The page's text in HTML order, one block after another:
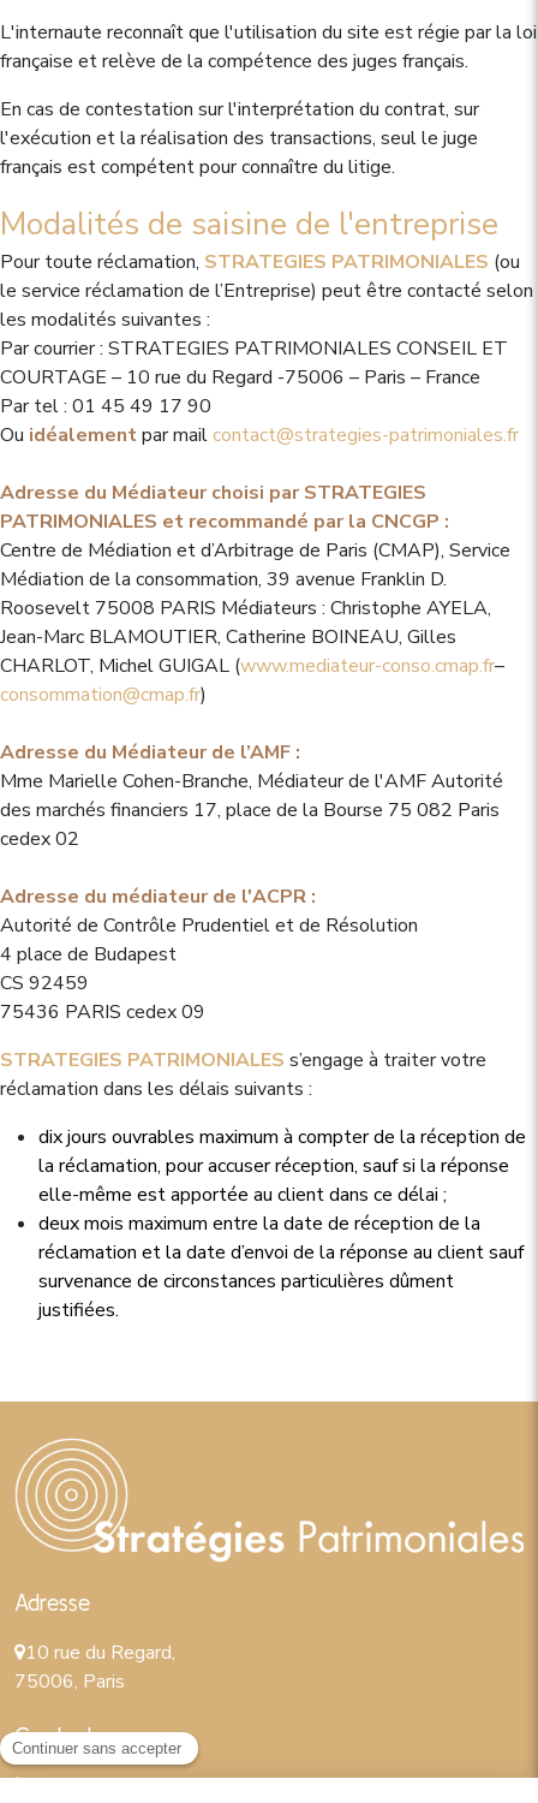
L'internaute reconnaît que l'utilisation du site est régie par la loi
française et relève de la compétence des juges français.
En cas de contestation sur l'interprétation du contrat, sur
l'exécution et la réalisation des transactions, seul le juge
français est compétent pour connaître du litige.
Modalités de saisine de l'entreprise
Pour toute réclamation, STRATEGIES PATRIMONIALES (ou
le service réclamation de l’Entreprise) peut être contacté selon
les modalités suivantes :
Par courrier : STRATEGIES PATRIMONIALES CONSEIL ET
COURTAGE – 10 rue du Regard -75006 – Paris – France
Par tel : 01 45 49 17 90
Ou idéalementpar mailcontact@strategies-patrimoniales.fr
Adresse du Médiateur choisi par STRATEGIES
PATRIMONIALES et recommandé par la CNCGP :
Centre de Médiation et d’Arbitrage de Paris (CMAP), Service
Médiation de la consommation, 39 avenue Franklin D.
Roosevelt 75008 PARIS Médiateurs : Christophe AYELA,
Jean-Marc BLAMOUTIER, Catherine BOINEAU, Gilles
CHARLOT, Michel GUIGAL (www.mediateur-conso.cmap.fr–
consommation@cmap.fr)
Adresse du Médiateur de l’AMF :
Mme Marielle Cohen-Branche, Médiateur de l'AMF Autorité
des marchés financiers 17, place de la Bourse 75 082 Paris
cedex 02
Adresse du médiateur de l'ACPR :
Autorité de Contrôle Prudentiel et de Résolution
4 place de Budapest
CS 92459
75436 PARIS cedex 09
STRATEGIES PATRIMONIALES s’engage à traiter votre
réclamation dans les délais suivants :
dix jours ouvrables maximum à compter de la réception de
la réclamation, pour accuser réception, sauf si la réponse
elle-même est apportée au client dans ce délai ;
deux mois maximum entre la date de réception de la
réclamation et la date d’envoi de la réponse au client sauf
survenance de circonstances particulières dûment
justifiées.
Adresse
10 rue du Regard,
75006, Paris
Contact
01 45 49 17 90